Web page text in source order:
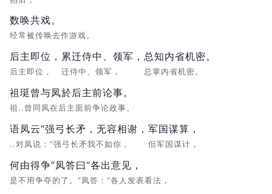
数唤共戏。
经常被传唤去作游戏。
后主即位，
后主即位，
累迁侍中、领军，
迁侍中、领军，
总知内省机密。
总掌内省机密。
祖珽曾与凤於后主前论事。
祖..曾同凤在后主面前争论政事。
语凤云“强弓长矛，无容相谢，
..对凤说：“强弓长矛我不如你，
军国谋算，
但军国谋计，
何由得争”凤答曰“各出意见，
是不用争夺的了。”凤答：“各人发表看法，